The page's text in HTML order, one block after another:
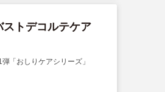
トデコルテケア
「おしりケアシリーズ」